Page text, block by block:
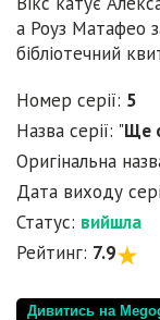
а Роуз Матафео
бібліотечний
Номер серії: 5
Назва серії: "Ще
Оригінальна
Дата виходу
Статус: вийшла
Рейтинг: 7.9
Дивитись на